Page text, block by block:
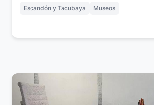
Escandón y Tacubaya Museos